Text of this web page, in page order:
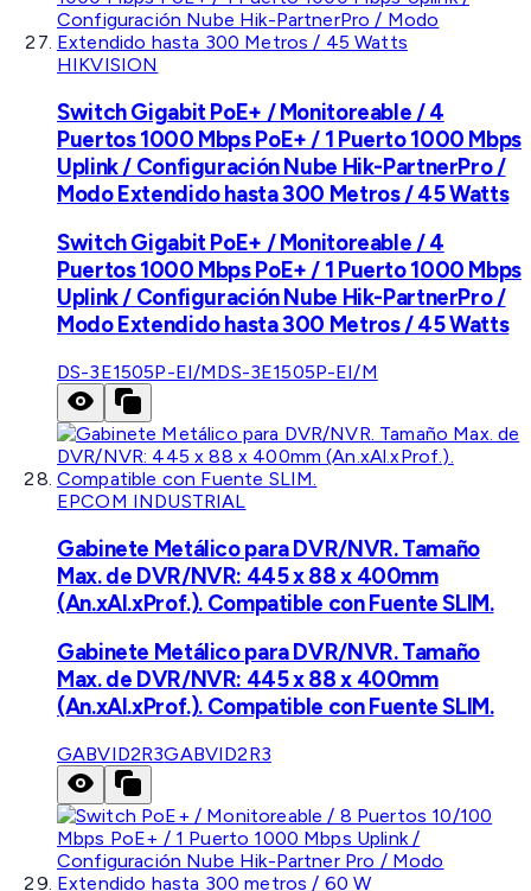
HIKVISION
Switch Gigabit PoE+ / Monitoreable / 4
Puertos 1000 Mbps PoE+ / 1 Puerto 1000 Mbps
Uplink / Configuración Nube Hik-PartnerPro /
Modo Extendido hasta 300 Metros / 45 Watts
Switch Gigabit PoE+ / Monitoreable / 4
Puertos 1000 Mbps PoE+ / 1 Puerto 1000 Mbps
Uplink / Configuración Nube Hik-PartnerPro /
Modo Extendido hasta 300 Metros / 45 Watts
DS-3E1505P-EI/MDS-3E1505P-EI/M
EPCOM INDUSTRIAL
Gabinete Metálico para DVR/NVR. Tamaño
Max. de DVR/NVR: 445 x 88 x 400mm
(An.xAl.xProf.). Compatible con Fuente SLIM.
Gabinete Metálico para DVR/NVR. Tamaño
Max. de DVR/NVR: 445 x 88 x 400mm
(An.xAl.xProf.). Compatible con Fuente SLIM.
GABVID2R3GABVID2R3